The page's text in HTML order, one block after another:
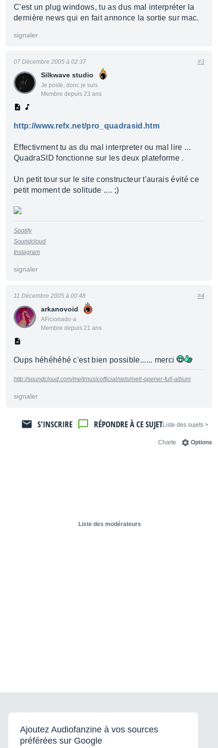
C'est un plug windows, tu as dus mal interpréter la
dernière news qui en fait annonce la sortie sur mac.
signaler
Silkwave studio
Je poste, donc je suis
Membre depuis 23 ans
07 Décembre 2005 à 02:37 #3
http://www.refx.net/pro_quadrasid.htm
Effectivment tu as du mal interpreter ou mal lire ...
QuadraSID fonctionne sur les deux plateforme .
Un petit tour sur le site constructeur t'aurais évité ce
petit moment de solitude .... ;)
Spotify
Soundcloud
Instagram
signaler
arkanovoid
AFicionado·a
Membre depuis 21 ans
11 Décembre 2005 à 00:48 #4
Oups héhéhéhé c'est bien possible...... merci
http://soundcloud.com/meltmusicofficial/sets/melt-opener-full-album
signaler
< Liste des sujets
RÉPONDRE À CE SUJET
S'INSCRIRE
Options
Charte
Liste des modérateurs
Ajoutez Audiofanzine à vos sources
préférées sur Google